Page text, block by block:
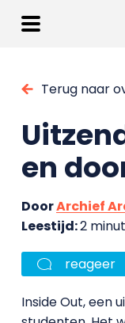
Terug naar
en
DoorArchief
Leestijd:2
reageer
Inside Out, een